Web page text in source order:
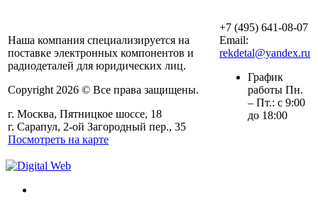
Наша компания специализируется на
поставке электронных компонентов и
радиодеталей для юридических лиц.
Copyright 2026 © Все права защищены.
г. Москва, Пятницкое шоссе, 18
г. Сарапул, 2-ой Загородный пер., 35
Посмотреть на карте
+7 (495) 641-08-07
Email:
rekdetal@yandex.ru
График
работы Пн.
– Пт.: с 9:00
до 18:00